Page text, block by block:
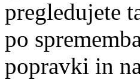
pregledujete
po
popravki in